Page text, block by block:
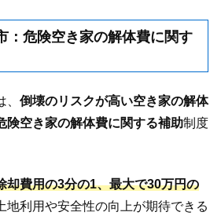
：危険空き家の解体費に関す
倒壊のリスクが高い空き家の解体
険空き家の解体費に関する補助制度
却費用の3分の1、最大で30万円の
地利用や安全性の向上が期待できる